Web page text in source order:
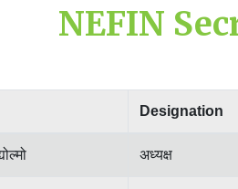
NEFIN
Designation
अध्यक्ष